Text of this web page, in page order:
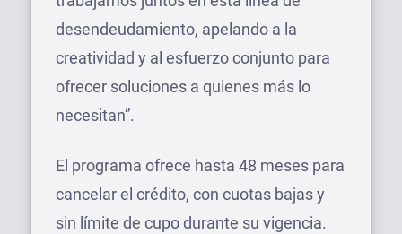
desendeudamiento, apelando a la
creatividad y al esfuerzo conjunto para
ofrecer soluciones a quienes más lo
necesitan”.
El programa ofrece hasta 48 meses para
cancelar el crédito, con cuotas bajas y
sin límite de cupo durante su vigencia.